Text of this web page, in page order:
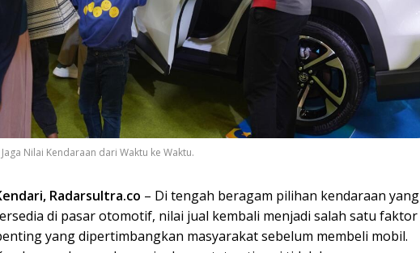
Nilai Kendaraan dari Waktu ke Waktu.
Radarsultra.co – Di tengah beragam pilihan kendaraan yang
di pasar otomotif, nilai jual kembali menjadi salah satu faktor
yang dipertimbangkan masyarakat sebelum membeli mobil.